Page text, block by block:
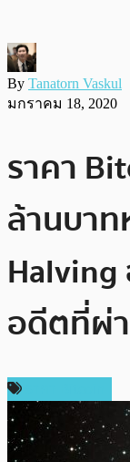
By Tanatorn Vaskul
มกราคม 18, 2020
ราคา
ล้านบา
Halving
อดีตที่ผ่